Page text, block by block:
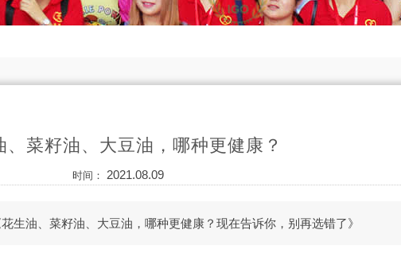
、菜籽油、大豆油，哪种更健康？
时间： 2021.08.09
生油、菜籽油、大豆油，哪种更健康？现在告诉你，别再选错了》